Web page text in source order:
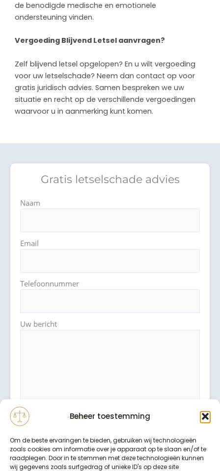
Beheer toestemming
Om de beste ervaringen te bieden, gebruiken wij technologieën
zoals cookies om informatie over je apparaat op te slaan en/of te
raadplegen. Door in te stemmen met deze technologieën kunnen
wij gegevens zoals surfgedrag of unieke ID's op deze site
de benodigde medische en emotionele
ondersteuning vinden.
Vergoeding Blijvend Letsel aanvragen?
Zelf blijvend letsel opgelopen? En u wilt vergoeding
voor uw letselschade? Neem dan contact op voor
gratis juridisch advies. Samen bespreken we uw
situatie en recht op de verschillende vergoedingen
waarvoor u in aanmerking kunt komen.
Gratis letselschade advies
Naam
Email
Telefoonnummer
Uw bericht